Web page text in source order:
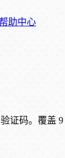
助中心
证码。覆盖 9